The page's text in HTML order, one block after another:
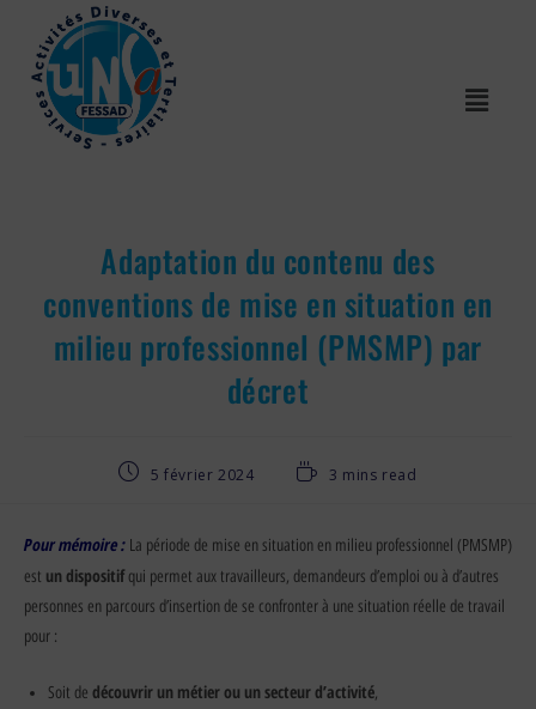
Adaptation du contenu des
conventions de mise en situation en
milieu professionnel (PMSMP) par
décret
5 février 2024 3 mins read
Pour mémoire : La période de mise en situation en milieu professionnel (PMSMP)
est un dispositif qui permet aux travailleurs, demandeurs d’emploi ou à d’autres
personnes en parcours d’insertion de se confronter à une situation réelle de travail
pour :
Soit de découvrir un métier ou un secteur d’activité,